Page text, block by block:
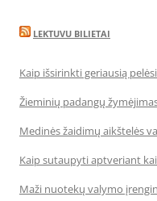
LEKTUVU BILIETAI
Kaip išsirinkti geriausią
Žieminių padangų
Medinės žaidimų aikštelės
Kaip sutaupyti aptveriant
Maži nuotekų valymo